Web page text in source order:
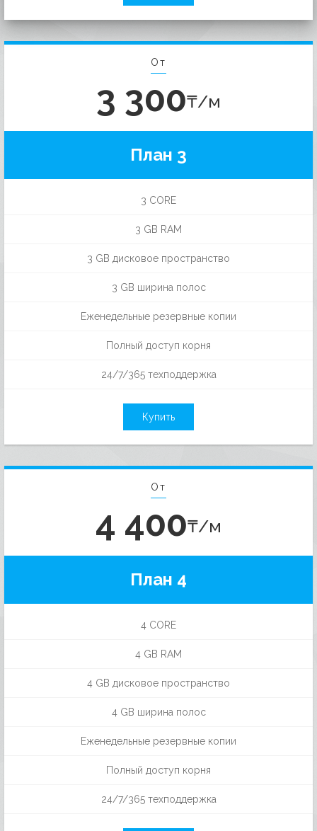
От
3 300₸/м
План 3
3 CORE
3 GB RAM
3 GB дисковое пространство
3 GB ширина полос
Еженедельные резервные копии
Полный доступ корня
24/7/365 техподдержка
Купить
От
4 400₸/м
План 4
4 CORE
4 GB RAM
4 GB дисковое пространство
4 GB ширина полос
Еженедельные резервные копии
Полный доступ корня
24/7/365 техподдержка